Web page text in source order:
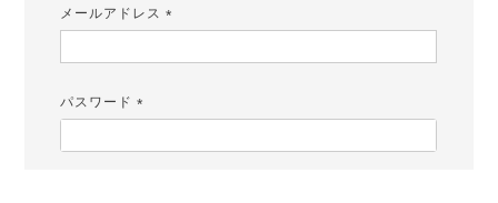
メールアドレス
パスワード